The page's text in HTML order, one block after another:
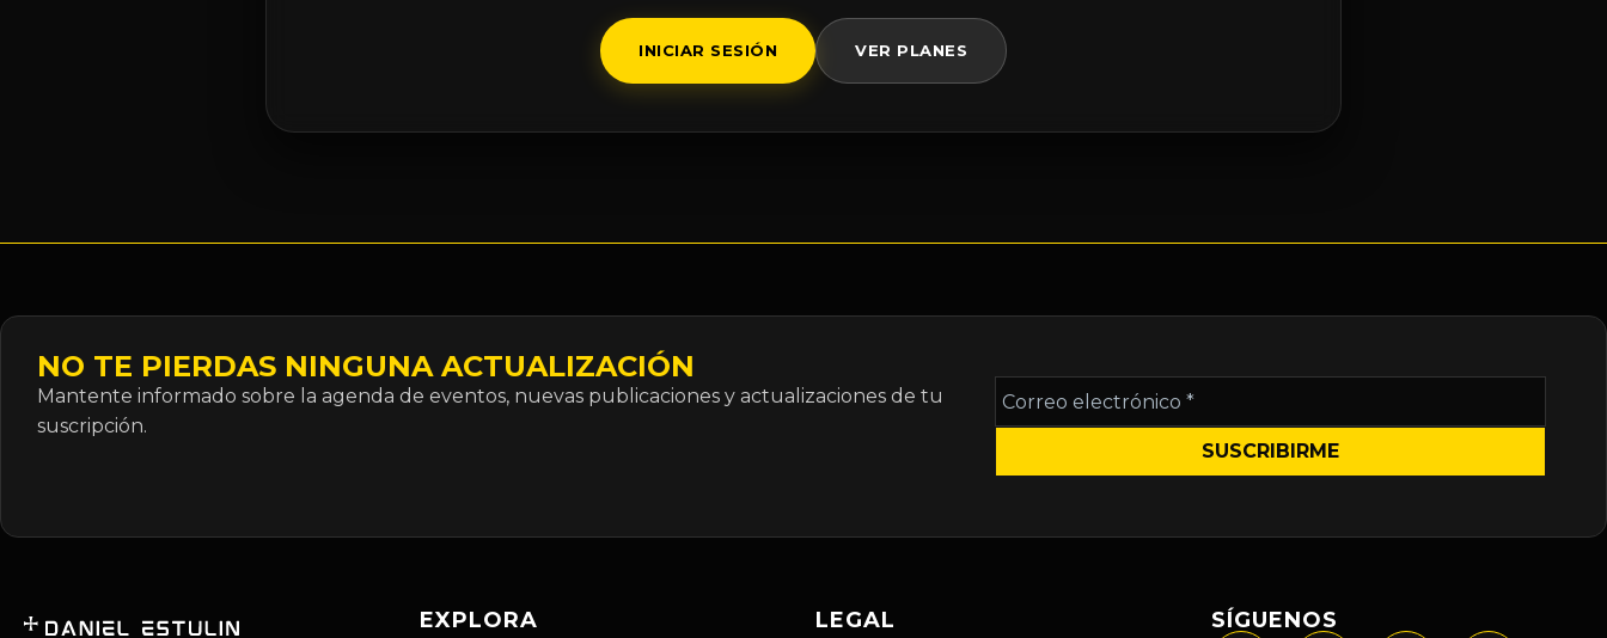
INICIAR SESIÓN VER PLANES
NO TE PIERDAS NINGUNA ACTUALIZACIÓN
Mantente informado sobre la agenda de eventos, nuevas publicaciones y actualizaciones de tu
suscripción.
Correo
electrónico
*
EXPLORA LEGAL SÍGUENOS